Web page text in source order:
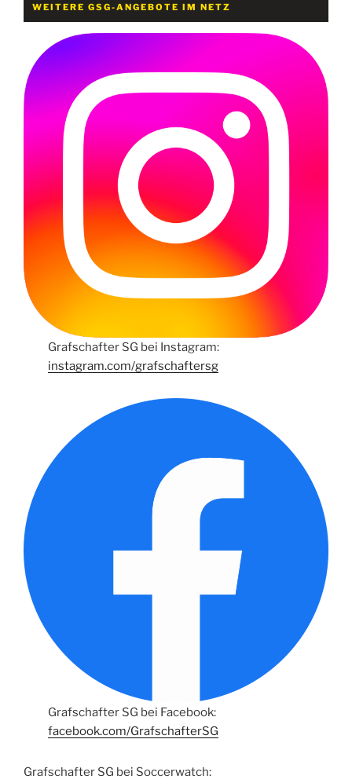
WEITERE GSG-ANGEBOTE IM NETZ
Grafschafter SG bei Instagram:
instagram.com/grafschaftersg
Grafschafter SG bei Facebook:
facebook.com/GrafschafterSG
Grafschafter SG bei Soccerwatch: